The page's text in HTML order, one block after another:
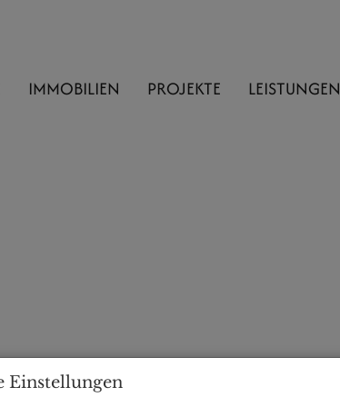
IMMOBILIEN PROJEKTE LEISTUNGEN
Einstellungen